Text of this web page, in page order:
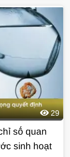
chi tiết về
giải pháp xử lý
dưới đây.
29
số quan
sinh hoạt